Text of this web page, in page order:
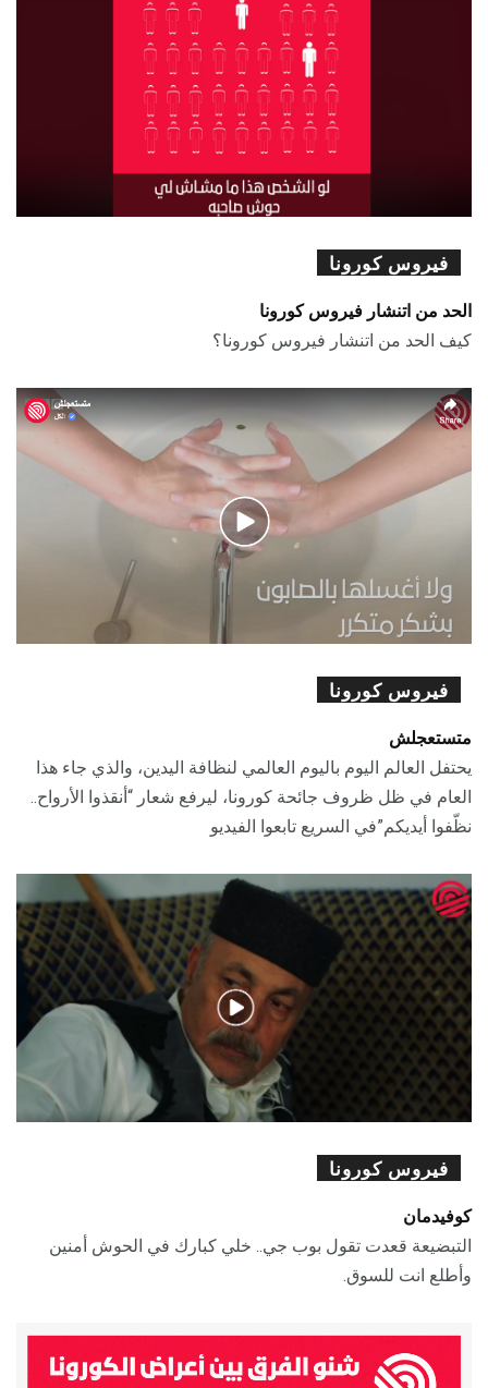
فيروس كورونا
الحد من اتنشار فيروس كورونا
كيف الحد من اتنشار فيروس كورونا؟
فيروس كورونا
متستعجلش
يحتفل العالم اليوم باليوم العالمي لنظافة اليدين، والذي جاء هذا
العام في ظل ظروف جائحة كورونا، ليرفع شعار “أنقذوا الأرواح..
نظّفوا أيديكم”في السريع تابعوا الفيديو
فيروس كورونا
كوفيدمان
التبضيعة قعدت تقول بوب جي.. خلي كبارك في الحوش أمنين
وأطلع انت للسوق.